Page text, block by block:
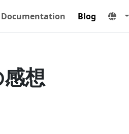
Documentation Blog
想